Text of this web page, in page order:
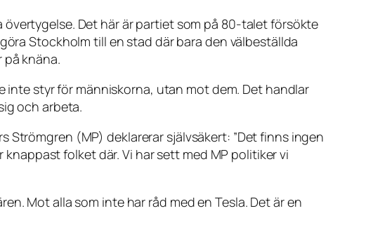
Det här är partiet som på 80-talet försökte
Stockholm till en stad där bara den välbeställda
på knäna.
styr för människorna, utan mot dem. Det handlar
och arbeta.
Strömgren (MP) deklarerar självsäkert: ”Det finns ingen
knappast folket där. Vi har sett med MP politiker vi
Mot alla som inte har råd med en Tesla. Det är en